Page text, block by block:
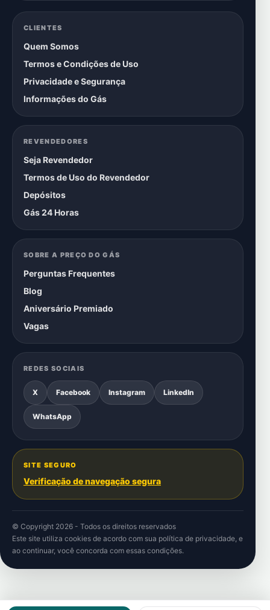
CLIENTES
Quem Somos
Termos e Condições de Uso
Privacidade e Segurança
Informações do Gás
REVENDEDORES
Seja Revendedor
Termos de Uso do Revendedor
Depósitos
Gás 24 Horas
SOBRE A PREÇO DO GÁS
Perguntas Frequentes
Blog
Aniversário Premiado
Vagas
REDES SOCIAIS
X Facebook Instagram LinkedIn
WhatsApp
SITE SEGURO
Verificação de navegação segura
© Copyright 2026 - Todos os direitos reservados
Este site utiliza cookies de acordo com sua política de privacidade, e
ao continuar, você concorda com essas condições.